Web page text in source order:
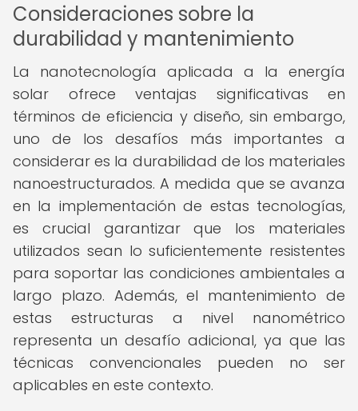
Consideraciones sobre la
durabilidad y mantenimiento
La nanotecnología aplicada a la energía
solar ofrece ventajas significativas en
términos de eficiencia y diseño, sin embargo,
uno de los desafíos más importantes a
considerar es la durabilidad de los materiales
nanoestructurados. A medida que se avanza
en la implementación de estas tecnologías,
es crucial garantizar que los materiales
utilizados sean lo suficientemente resistentes
para soportar las condiciones ambientales a
largo plazo. Además, el mantenimiento de
estas estructuras a nivel nanométrico
representa un desafío adicional, ya que las
técnicas convencionales pueden no ser
aplicables en este contexto.